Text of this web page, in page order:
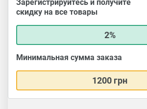
Зарегистрируйтесь и получите
скидку на все товары
2%
Минимальная сумма заказа
1200 грн